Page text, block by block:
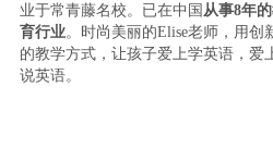
业于常青藤名校。已在中国 从事8年
育行业。时尚美丽的Elise老师，用创
的教学方式，让孩子爱上学英语，爱
说英语。